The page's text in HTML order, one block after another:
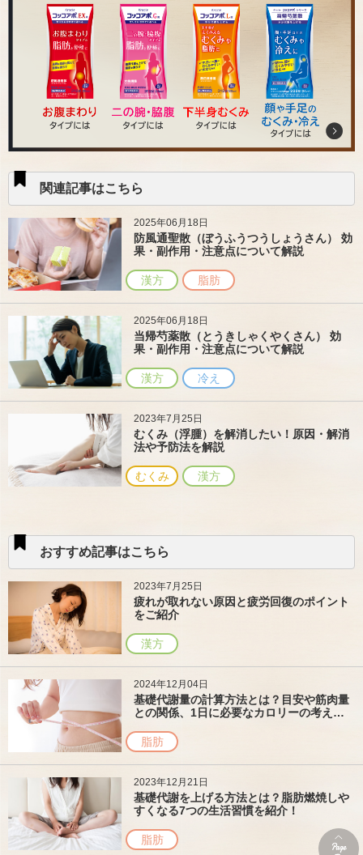
関連記事はこちら
2025年06月18日
防風通聖散（ぼうふうつうしょうさん） 効
果・副作用・注意点について解説
漢方 脂肪
2025年06月18日
当帰芍薬散（とうきしゃくやくさん） 効
果・副作用・注意点について解説
漢方 冷え
2023年7月25日
むくみ（浮腫）を解消したい！原因・解消
法や予防法を解説
むくみ 漢方
おすすめ記事はこちら
2023年7月25日
疲れが取れない原因と疲労回復のポイント
をご紹介
漢方
2024年12月04日
基礎代謝量の計算方法とは？目安や筋肉量
との関係、1日に必要なカロリーの考え方
考え方
脂肪
2023年12月21日
基礎代謝を上げる方法とは？脂肪燃焼しや
すくなる7つの生活習慣を紹介！
脂肪